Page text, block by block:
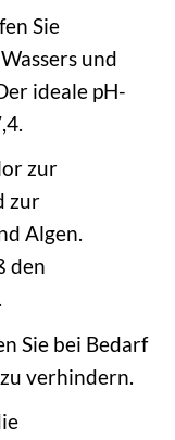
Sie
und
ideale pH-
zur
zur
Algen.
den
Sie bei Bedarf
verhindern.